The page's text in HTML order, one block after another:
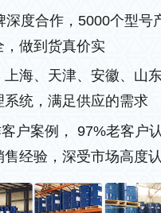
深度合作，5000个型号
，做到货真价实
海、天津、安徽、山
系统，满足供应的需求
户案例， 97%老客户
售经验，深受市场高度